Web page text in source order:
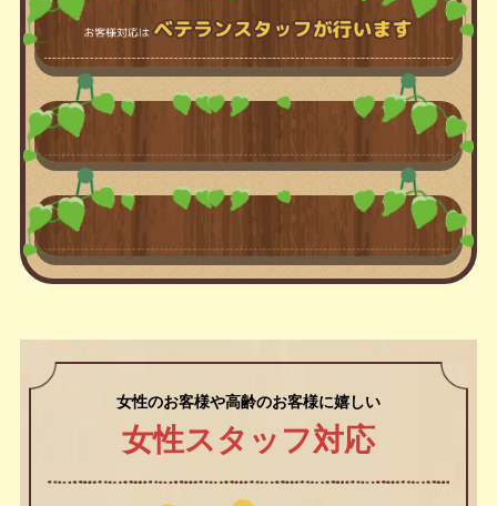
女性のお客様や高齢のお客様に嬉しい
女性スタッフ対応